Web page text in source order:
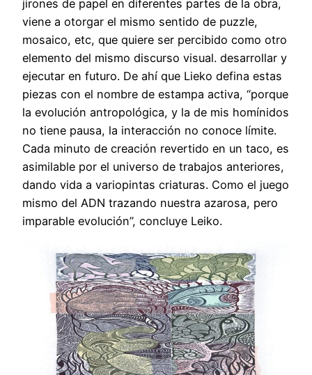
jirones de papel en diferentes partes de la obra,
viene a otorgar el mismo sentido de puzzle,
mosaico, etc, que quiere ser percibido como otro
elemento del mismo discurso visual. desarrollar y
ejecutar en futuro. De ahí que Lieko defina estas
piezas con el nombre de estampa activa, “porque
la evolución antropológica, y la de mis homínidos
no tiene pausa, la interacción no conoce límite.
Cada minuto de creación revertido en un taco, es
asimilable por el universo de trabajos anteriores,
dando vida a variopintas criaturas. Como el juego
mismo del ADN trazando nuestra azarosa, pero
imparable evolución”, concluye Leiko.